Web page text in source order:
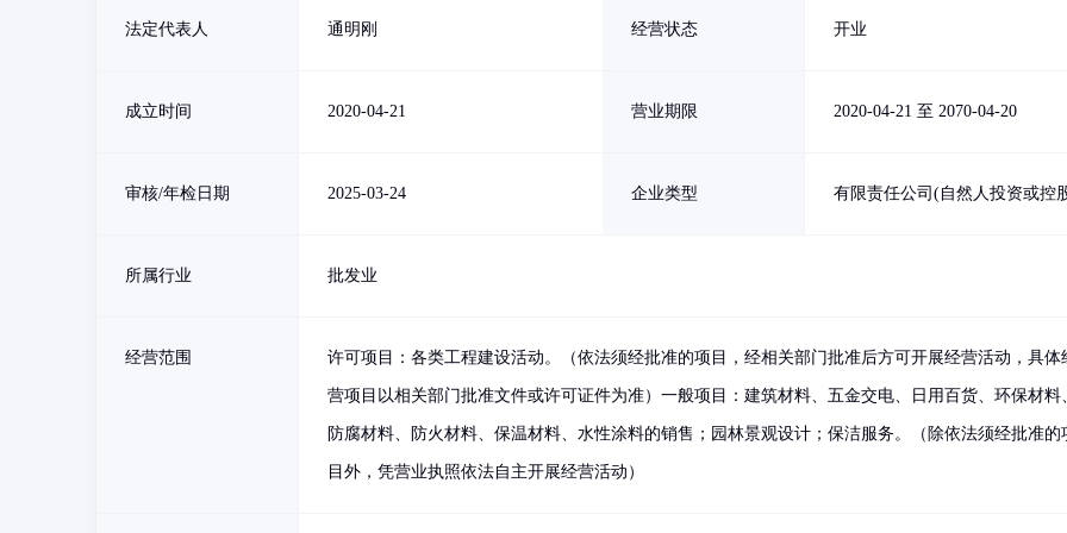
法定代表人 通明刚 经营状态 开业
成立时间 2020-04-21 营业期限 2020-04-21 至 2070-04-20
审核/年检日期 2025-03-24 企业类型 有限责任公司(自然人投资或控
所属行业 批发业
经营范围 许可项目：各类工程建设活动。（依法须经批准的项目，经相关部门批准后方可开展经营活动，具体
营项目以相关部门批准文件或许可证件为准）一般项目：建筑材料、五金交电、日用百货、环保材料
防腐材料、防火材料、保温材料、水性涂料的销售；园林景观设计；保洁服务。（除依法须经批准的
目外，凭营业执照依法自主开展经营活动）